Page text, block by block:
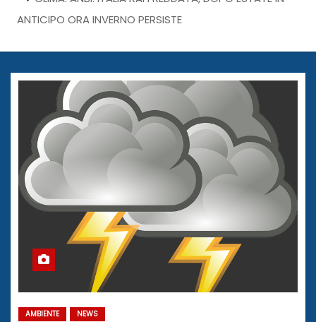
ANTICIPO ORA INVERNO PERSISTE
AMBIENTE NEWS